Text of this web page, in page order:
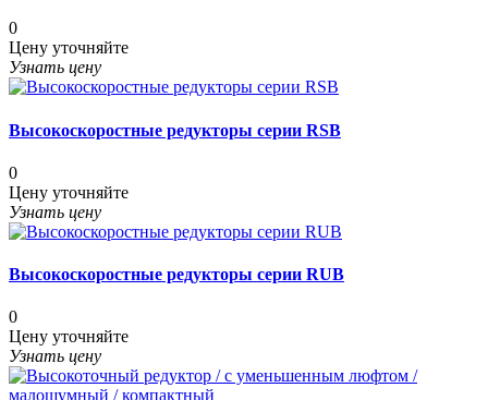
0
Цену уточняйте
Узнать цену
Высокоскоростные редукторы серии RSB
0
Цену уточняйте
Узнать цену
Высокоскоростные редукторы серии RUB
0
Цену уточняйте
Узнать цену